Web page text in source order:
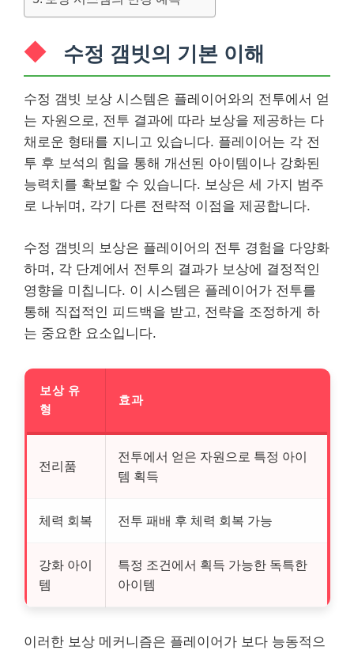
수정 갬빗의 기본 이해
수정 갬빗 보상 시스템은 플레이어와의 전투에서 얻
는 자원으로, 전투 결과에 따라 보상을 제공하는 다
채로운 형태를 지니고 있습니다. 플레이어는 각 전
투 후 보석의 힘을 통해 개선된 아이템이나 강화된
능력치를 확보할 수 있습니다. 보상은 세 가지 범주
로 나뉘며, 각기 다른 전략적 이점을 제공합니다.
수정 갬빗의 보상은 플레이어의 전투 경험을 다양화
하며, 각 단계에서 전투의 결과가 보상에 결정적인
영향을 미칩니다. 이 시스템은 플레이어가 전투를
통해 직접적인 피드백을 받고, 전략을 조정하게 하
는 중요한 요소입니다.
보상 유
형
효과
전리품
전투에서 얻은 자원으로 특정 아이
템 획득
체력 회복 전투 패배 후 체력 회복 가능
강화 아이
템
특정 조건에서 획득 가능한 독특한
아이템
이러한 보상 메커니즘은 플레이어가 보다 능동적으